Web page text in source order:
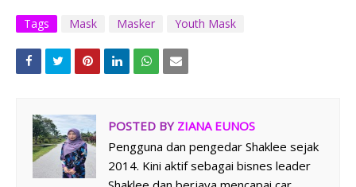
Tags Mask Masker Youth Mask
POSTED BYZIANA EUNOS
Pengguna dan pengedar Shaklee sejak
2014. Kini aktif sebagai bisnes leader